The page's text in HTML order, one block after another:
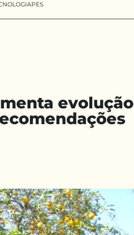
PES
evolução